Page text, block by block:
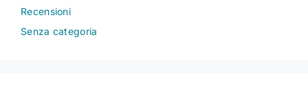
Recensioni
Senza categoria